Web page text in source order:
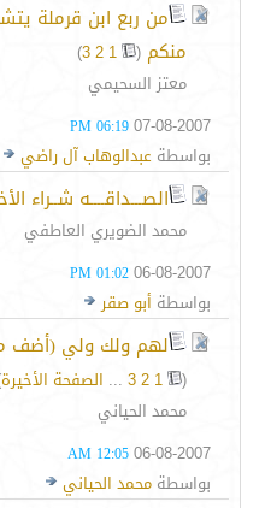
من ربع ابن قرملة
منكم (
1
2
3
)
معتز السحيمي
07-08-2007
06:19 PM
بواسطة عبدالوهاب آل راضي
الصـــداقــــه شــراء
محمد الضويري العاطفي
06-08-2007
01:02 PM
بواسطة أبو صقر
لهم ولك ولي (أضف
(
1
2
3
... الصفحة الأخيرة
محمد الحياني
06-08-2007
12:05 AM
بواسطة محمد الحياني